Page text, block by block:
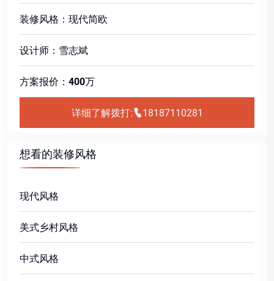
装修风格：现代简欧
设计师：雪志斌
方案报价： 400万
详细了解拨打: 18187110281
想看的装修风格
现代风格
美式乡村风格
中式风格